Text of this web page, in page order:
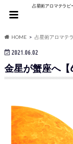
占星術アロマテラ
HOME 占星術アロマテ
2021.06.02
金星が蟹座へ【